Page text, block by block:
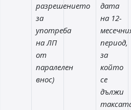
разрешението
за
употреба
на ЛП
от
паралелен
внос)
дата
на 12-
период,
за
който
се
дължи